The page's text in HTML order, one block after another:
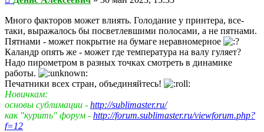
сообщение
Много факторов может влиять. Голодание у принтера, все-
таки, выражалось бы посветлевшими полосами, а не пятнами.
Пятнами - может покрытие на бумаге неравномерное
Каландр опять же - может где температура на валу гуляет?
Надо пирометром в разных точках смотреть в динамике
работы.
Печатники всех стран, объединяйтесь!
Новичкам:
основы сублимации - http://sublimaster.ru/
как "курить" форум - http://forum.sublimaster.ru/viewforum.php?
f=12